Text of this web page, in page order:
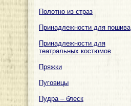
Полотно из страз
Принадлежности для пошива
Принадлежности для
театральных костюмов
Пряжки
Пуговицы
Пудра – блеск